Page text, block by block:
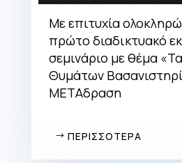
Με επιτυχία
πρώτο διαδικτυακό
σεμινάριο με θέμα
Θυμάτων
ΜΕΤΑδραση
ΠΕΡΙΣΣΟΤΕΡΑ